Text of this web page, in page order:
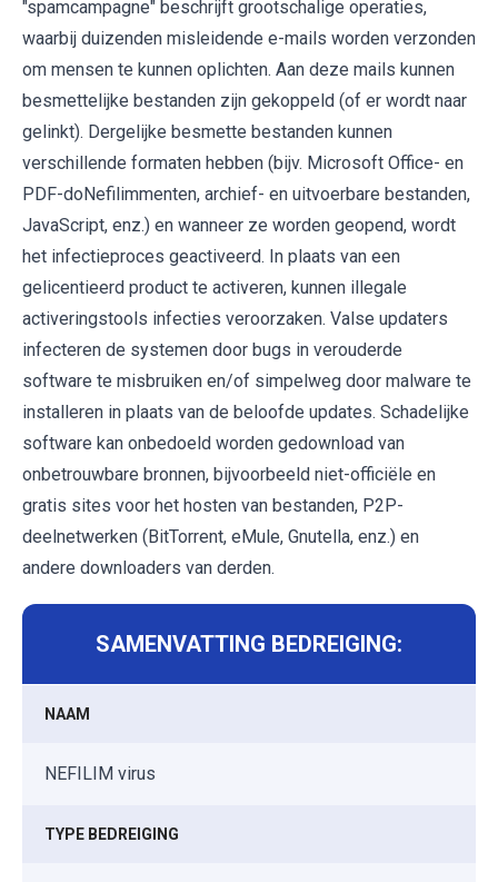
"spamcampagne" beschrijft grootschalige operaties,
waarbij duizenden misleidende e-mails worden verzonden
om mensen te kunnen oplichten. Aan deze mails kunnen
besmettelijke bestanden zijn gekoppeld (of er wordt naar
gelinkt). Dergelijke besmette bestanden kunnen
verschillende formaten hebben (bijv. Microsoft Office- en
PDF-doNefilimmenten, archief- en uitvoerbare bestanden,
JavaScript, enz.) en wanneer ze worden geopend, wordt
het infectieproces geactiveerd. In plaats van een
gelicentieerd product te activeren, kunnen illegale
activeringstools infecties veroorzaken. Valse updaters
infecteren de systemen door bugs in verouderde
software te misbruiken en/of simpelweg door malware te
installeren in plaats van de beloofde updates. Schadelijke
software kan onbedoeld worden gedownload van
onbetrouwbare bronnen, bijvoorbeeld niet-officiële en
gratis sites voor het hosten van bestanden, P2P-
deelnetwerken (BitTorrent, eMule, Gnutella, enz.) en
andere downloaders van derden.
SAMENVATTING BEDREIGING:
NAAM
NEFILIM virus
TYPE BEDREIGING